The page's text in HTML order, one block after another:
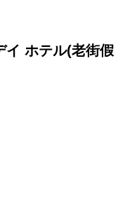
イ ホテル(老街假